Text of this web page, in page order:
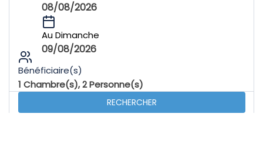
08/08/2026
Au Dimanche
09/08/2026
Bénéficiaire(s)
1 Chambre(s),2Personne(s)
RECHERCHER